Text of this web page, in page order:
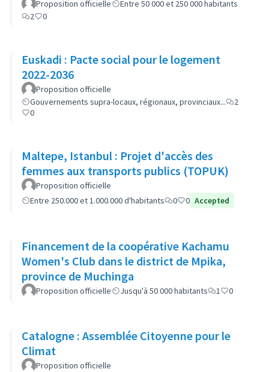
Proposition officielle
Entre 50 000 et 250 000 habitants
2
0
Euskadi : Pacte social pour le logement
2022-2036
Proposition officielle
Gouvernements supra-locaux, régionaux, provinciaux...
2
0
Maltepe, Istanbul : Projet d'accès des
femmes aux transports publics (TOPUK)
Proposition officielle
Entre 250.000 et 1.000.000 d'habitants
0 0 Accepted
Financement de la coopérative Kachamu
Women's Club dans le district de Mpika,
province de Muchinga
Proposition officielle Jusqu'à 50 000 habitants 1 0
Catalogne : Assemblée Citoyenne pour le
Climat
Proposition officielle